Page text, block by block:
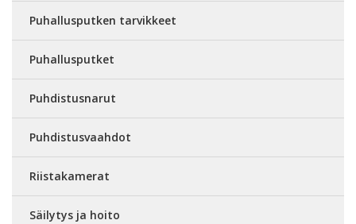
Puhallusputken tarvikkeet
Puhallusputket
Puhdistusnarut
Puhdistusvaahdot
Riistakamerat
Säilytys ja hoito